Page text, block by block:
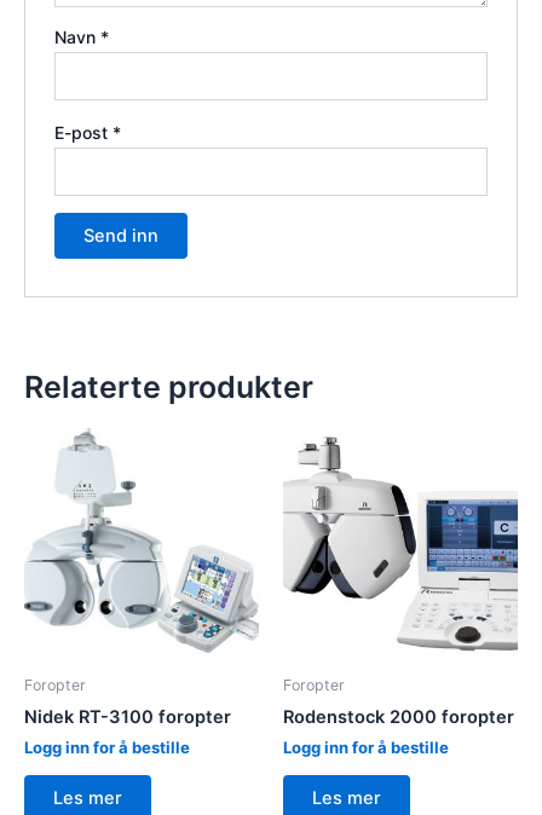
Navn *
E-post *
Relaterte produkter
Foropter
Nidek RT-3100 foropter
Logg inn for å bestille
Les mer
Foropter
Rodenstock 2000 foropter
Logg inn for å bestille
Les mer